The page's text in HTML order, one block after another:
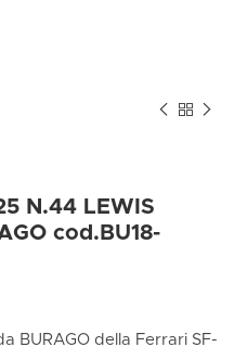
N.44 LEWIS
cod.BU18-
BURAGO della Ferrari SF-